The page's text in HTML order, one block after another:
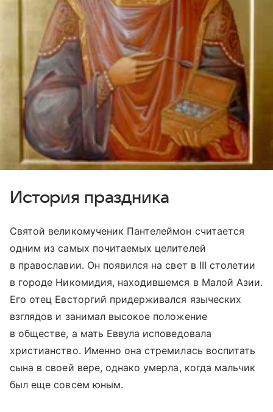
История праздника
Святой великомученик Пантелеймон считается
одним из самых почитаемых целителей
в православии. Он появился на свет в III столетии
в городе Никомидия, находившемся в Малой Азии.
Его отец Евсторгий придерживался языческих
взглядов и занимал высокое положение
в обществе, а мать Еввула исповедовала
христианство. Именно она стремилась воспитать
сына в своей вере, однако умерла, когда мальчик
был еще совсем юным.